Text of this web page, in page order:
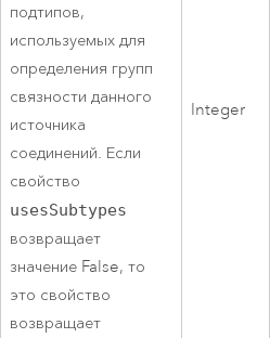
подтипов,
используемых для
определения групп
связности данного
источника
соединений. Если
свойство
usesSubtypes
возвращает
значение False, то
это свойство
возвращает
Integer